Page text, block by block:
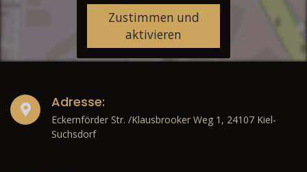
Zustimmen und
aktivieren
Adresse:
Eckernförder Str. /Klausbrooker Weg 1, 24107 Kiel-
Suchsdorf